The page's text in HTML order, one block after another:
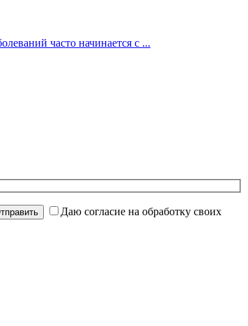
часто начинается с ...
Даю согласие на обработку своих